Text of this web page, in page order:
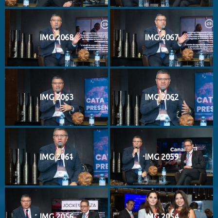
IMG 2068 IMG 2067
IMG 2063 IMG 2062
IMG 2061 IMG 2059